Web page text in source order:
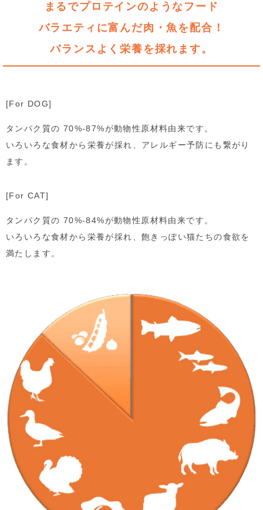
まるでプロテインのようなフード
バラエティに富んだ肉・魚を配合！
バランスよく栄養を採れます。
[For DOG]
タンパク質の 70%-87%が動物性原材料由来です。
いろいろな食材から栄養が採れ、アレルギー予防にも繋がり
ます。
[For CAT]
タンパク質の 70%-84%が動物性原材料由来です。
いろいろな食材から栄養が採れ、飽きっぽい猫たちの食欲を
満たします。